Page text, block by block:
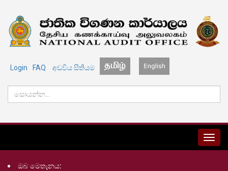
Login FAQ අඩවිය සිතියම
MENU
ඔබ මෙතැනය: